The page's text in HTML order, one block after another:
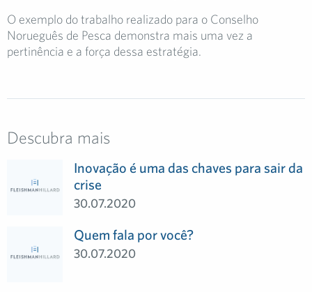
O exemplo do trabalho realizado para o Conselho
Norueguês de Pesca demonstra mais uma vez a
pertinência e a força dessa estratégia.
Descubra mais
Inovação é uma das chaves para sair da
crise
30.07.2020
Quem fala por você?
30.07.2020